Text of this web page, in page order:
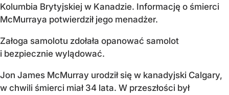
Kolumbia Brytyjskiej w Kanadzie. Informację o śmierci
McMurraya potwierdził jego menadżer.
Załoga samolotu zdołała opanować samolot
i bezpiecznie wylądować.
Jon James McMurray urodził się w kanadyjski Calgary,
w chwili śmierci miał 34 lata. W przeszłości był